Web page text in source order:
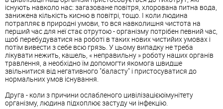
існують навколо нас: загазоване повітря, хлорована питна вода,
занижена кількість кисню в повітрі, тощо. І коли людина
потрапляє в природні умови, то вся навколишня чистота на
перший час для неї стає отрутою - організму потрібен певний час,
щоб перебудуватися на роботі в таких нових чистийих умовах і
потім вивести з себе всю грязь. У цьому випадку не треба
лікувати нежить, кашель, « неправильну » роботу наших органів
травлення, а необхідно їм допомогти якомога швидше
звільнитися від негативного "баласту" і пристосуватися до
нормальних умов існування.
Друга - коли з причини ослабленого цивілізацієюімунітету
організму, людина підхоплює застуду чи інфекцію.